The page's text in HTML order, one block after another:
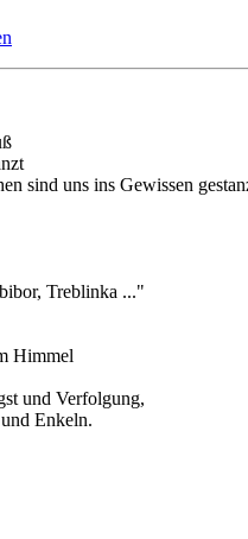
sind uns ins Gewissen
Treblinka ..."
Himmel
und Verfolgung,
Enkeln.